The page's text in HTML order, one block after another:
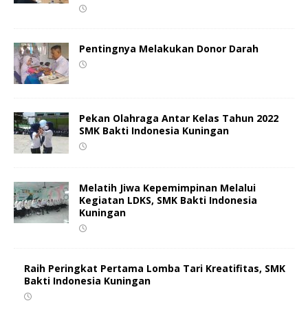
Pentingnya Melakukan Donor Darah
Pekan Olahraga Antar Kelas Tahun 2022
SMK Bakti Indonesia Kuningan
Melatih Jiwa Kepemimpinan Melalui
Kegiatan LDKS, SMK Bakti Indonesia
Kuningan
Raih Peringkat Pertama Lomba Tari Kreatifitas, SMK
Bakti Indonesia Kuningan